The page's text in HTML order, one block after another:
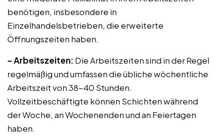
benötigen, insbesondere in
Einzelhandelsbetrieben, die erweiterte
Öffnungszeiten haben.
– Arbeitszeiten: Die Arbeitszeiten sind in der Regel
regelmäßig und umfassen die übliche wöchentliche
Arbeitszeit von 38-40 Stunden.
Vollzeitbeschäftigte können Schichten während
der Woche, an Wochenenden und an Feiertagen
haben.